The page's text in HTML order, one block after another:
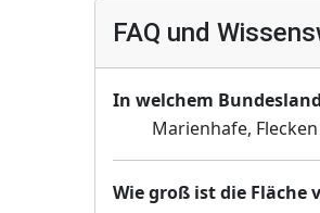
FAQ und
In welchem
Marienhafe,
Wie groß ist die Fläche